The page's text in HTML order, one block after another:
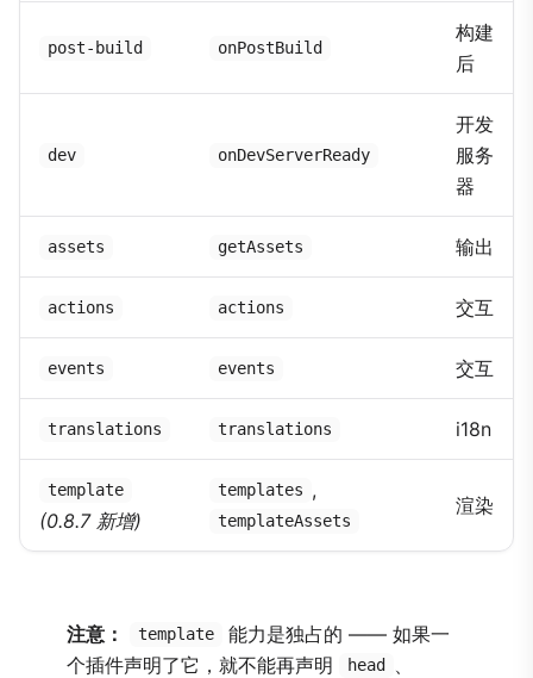
post-build onPostBuild
构建
后
dev onDevServerReady
开发
服务
器
assets getAssets 输出
actions actions 交互
events events 交互
translations translations i18n
template
(0.8.7 新增)
templates ,
templateAssets
渲染
注意： template
能力是独占的 —— 如果一
个插件声明了它，就不能再声明
head